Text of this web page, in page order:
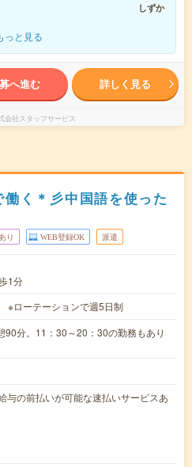
しずか
っと見る
へ進む 詳しく見る
会社スタッフサービス
く＊彡中国語を使った
り WEB登録OK 派遣
1分
※ローテーションで週5日制
分。11：30～20：30の勤務もあり
の前払いが可能な速払いサービスあ